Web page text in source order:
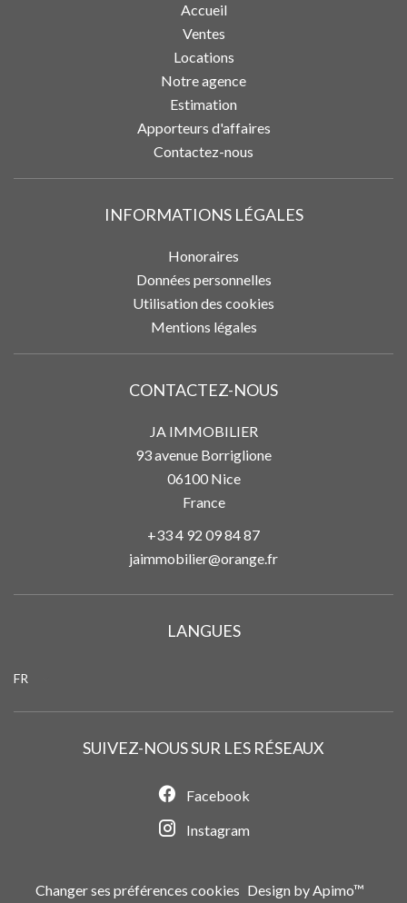
Accueil
Ventes
Locations
Notre agence
Estimation
Apporteurs d'affaires
Contactez-nous
INFORMATIONS LÉGALES
Honoraires
Données personnelles
Utilisation des cookies
Mentions légales
CONTACTEZ-NOUS
JA IMMOBILIER
93 avenue Borriglione
06100Nice
France
+33 4 92 09 84 87
jaimmobilier@orange.fr
LANGUES
FR
SUIVEZ-NOUS SUR LES RÉSEAUX
Facebook
Instagram
Changer ses préférences cookies Design byApimo™